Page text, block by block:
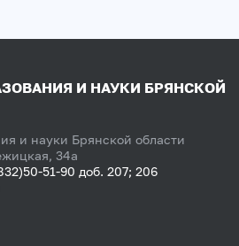
И НАУКИ БРЯНСКОЙ
и науки Брянской области
34а
51-90 доб. 207; 206